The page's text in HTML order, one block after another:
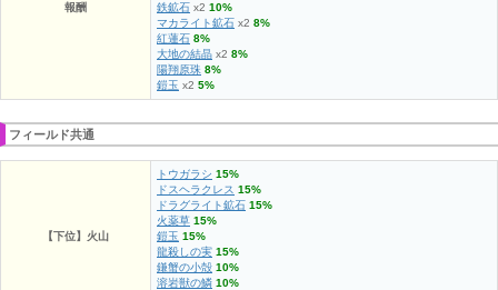
報酬
鉄鉱石 x2 10%
マカライト鉱石 x2 8%
紅蓮石 8%
大地の結晶 x2 8%
陽翔原珠 8%
鎧玉 x2 5%
フィールド共通
【下位】火山
トウガラシ 15%
ドスヘラクレス 15%
ドラグライト鉱石 15%
火薬草 15%
鎧玉 15%
龍殺しの実 15%
鎌蟹の小殻 10%
溶岩獣の鱗 10%